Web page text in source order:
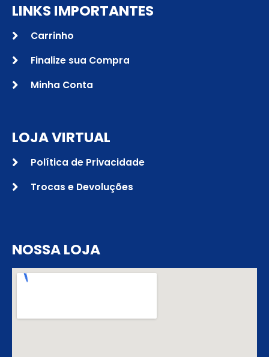
LINKS IMPORTANTES
Carrinho
Finalize sua Compra
Minha Conta
LOJA VIRTUAL
Política de Privacidade
Trocas e Devoluções
NOSSA LOJA